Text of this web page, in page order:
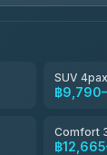
SUV 4pax
฿
Comfort
฿